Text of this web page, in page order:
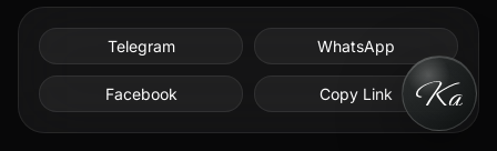
Telegram WhatsApp
Facebook Copy Link